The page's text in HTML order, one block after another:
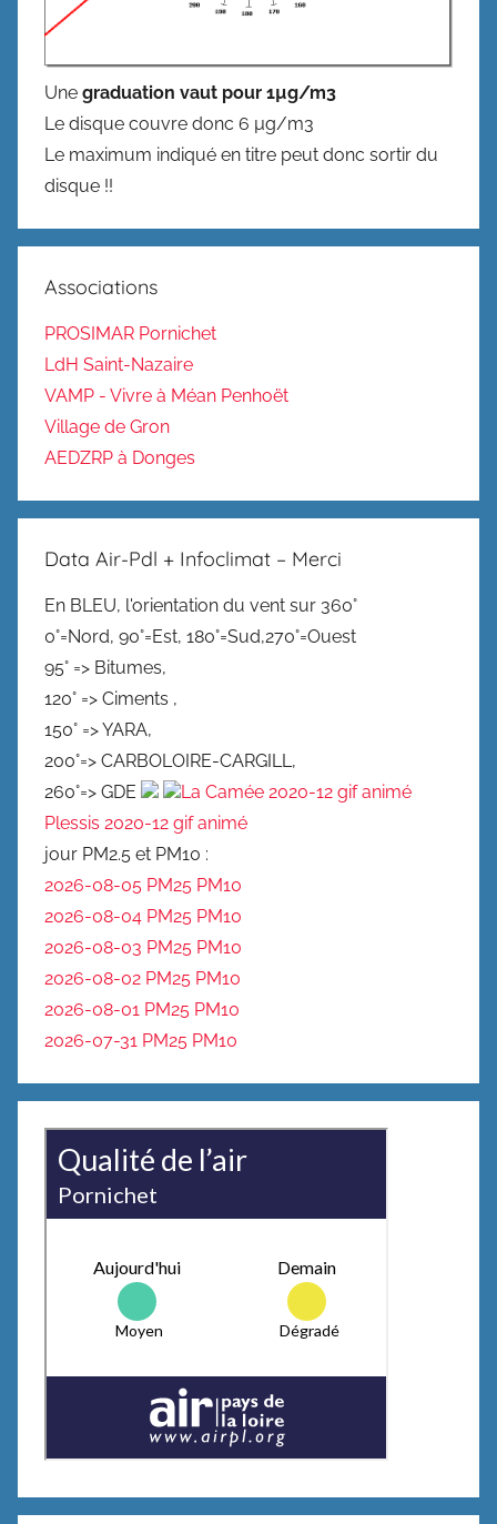
Une graduation vaut pour 1µg/m3
Le disque couvre donc 6 µg/m3
Le maximum indiqué en titre peut donc sortir du
disque !!
Associations
PROSIMAR Pornichet
LdH Saint-Nazaire
VAMP - Vivre à Méan Penhoët
Village de Gron
AEDZRP à Donges
Data Air-Pdl + Infoclimat – Merci
En BLEU, l'orientation du vent sur 360°
0°=Nord, 90°=Est, 180°=Sud,270°=Ouest
95° => Bitumes,
120° => Ciments ,
150° => YARA,
200°=> CARBOLOIRE-CARGILL,
260°=> GDE
La Camée 2020-12 gif animé
Plessis 2020-12 gif animé
jour PM2.5 et PM10 :
2026-08-05 PM25 PM10
2026-08-04 PM25 PM10
2026-08-03 PM25 PM10
2026-08-02 PM25 PM10
2026-08-01 PM25 PM10
2026-07-31 PM25 PM10